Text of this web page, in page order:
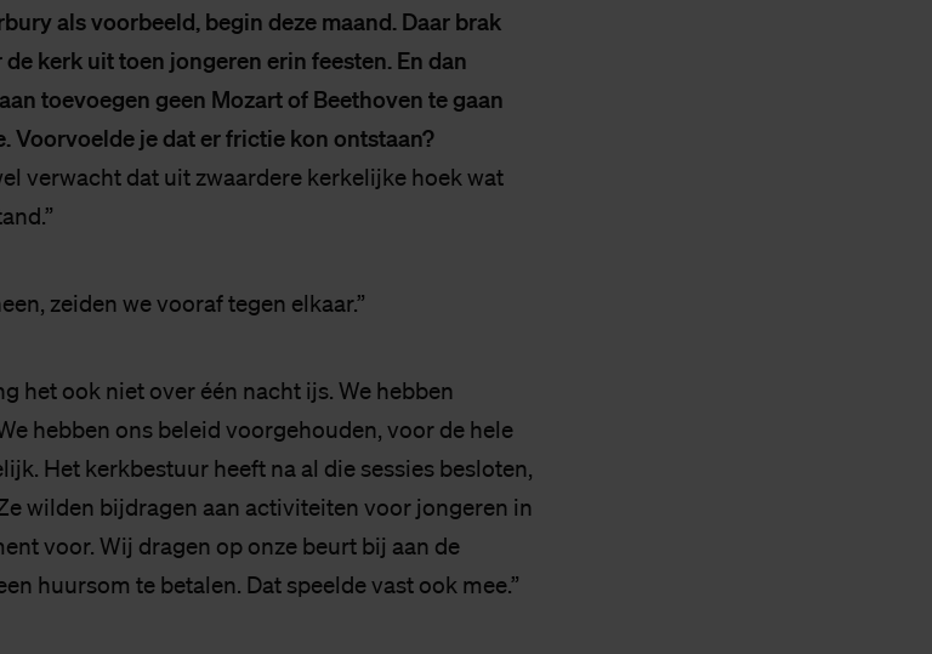
als voorbeeld, begin deze maand. Daar brak
kerk uit toen jongeren erin feesten. En dan
toevoegen geen Mozart of Beethoven te gaan
Voorvoelde je dat er frictie kon ontstaan?
verwacht dat uit zwaardere kerkelijke hoek wat
zeiden we vooraf tegen elkaar.”
het ook niet over één nacht ijs. We hebben
hebben ons beleid voorgehouden, voor de hele
Het kerkbestuur heeft na al die sessies besloten,
wilden bijdragen aan activiteiten voor jongeren in
voor. Wij dragen op onze beurt bij aan de
huursom te betalen. Dat speelde vast ook mee.”